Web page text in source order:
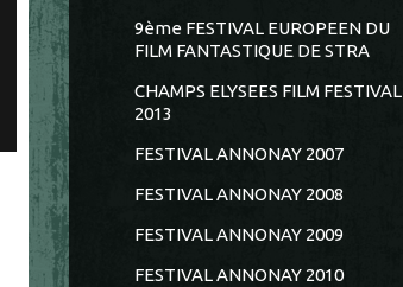
9ème FESTIVAL EUROPEEN DU
FILM FANTASTIQUE DE STRA
CHAMPS ELYSEES FILM FESTIVAL
2013
FESTIVAL ANNONAY 2007
FESTIVAL ANNONAY 2008
FESTIVAL ANNONAY 2009
FESTIVAL ANNONAY 2010